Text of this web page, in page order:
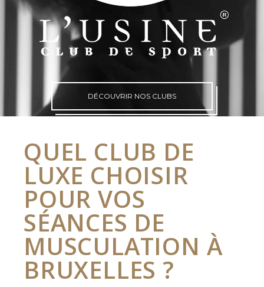
DÉCOUVRIR NOS CLUBS
QUEL CLUB DE
LUXE CHOISIR
POUR VOS
SÉANCES DE
MUSCULATION À
BRUXELLES ?